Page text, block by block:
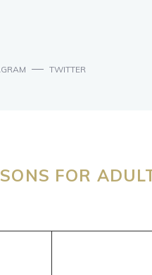
TWITTER
FOR